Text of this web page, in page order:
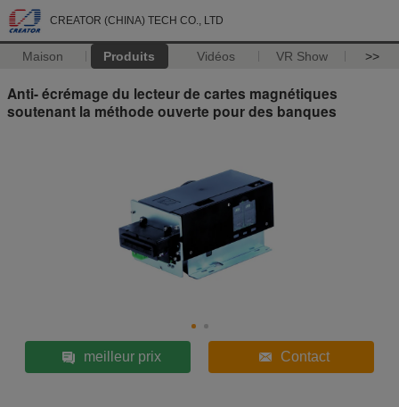
CREATOR (CHINA) TECH CO., LTD
Maison Produits Vidéos VR Show >>
Anti- écrémage du lecteur de cartes magnétiques
soutenant la méthode ouverte pour des banques
meilleur prix Contact